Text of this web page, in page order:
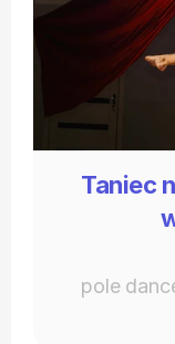
Taniec
pole